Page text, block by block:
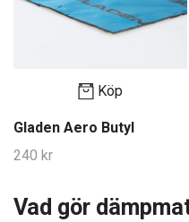
Köp
Gladen Aero Butyl
240 kr
Vad gör